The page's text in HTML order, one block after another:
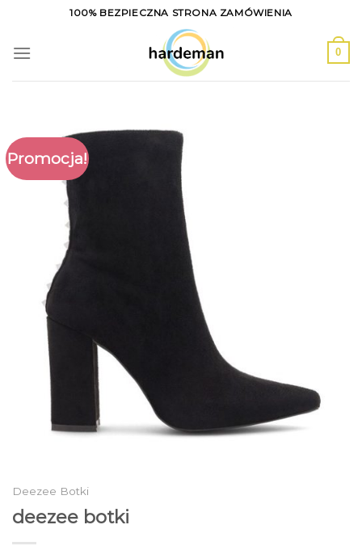
content
100% BEZPIECZNA STRONA ZAMÓWIENIA
0
Promocja!
Deezee Botki
deezee botki